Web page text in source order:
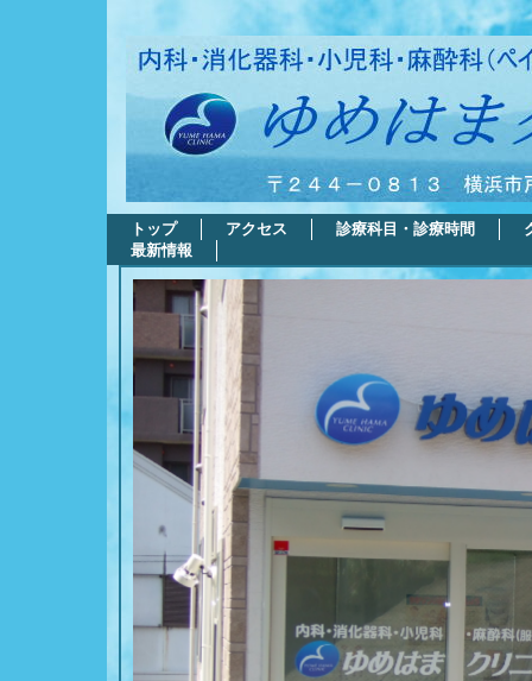
トップ アクセス 診療科目・診療時間
最新情報